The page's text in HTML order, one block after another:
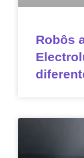
Robôs